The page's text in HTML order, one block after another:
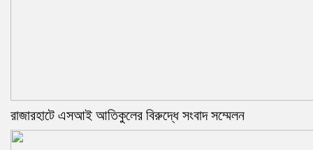
রাজারহাটে এসআই আতিকুলের বিরুদ্ধে সংবাদ সম্মেলন